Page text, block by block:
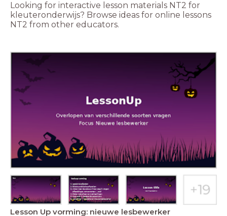
Looking for interactive lesson materials NT2 for
kleuteronderwijs? Browse ideas for online lessons
NT2 from other educators.
Lesson Up vorming: nieuwe lesbewerker